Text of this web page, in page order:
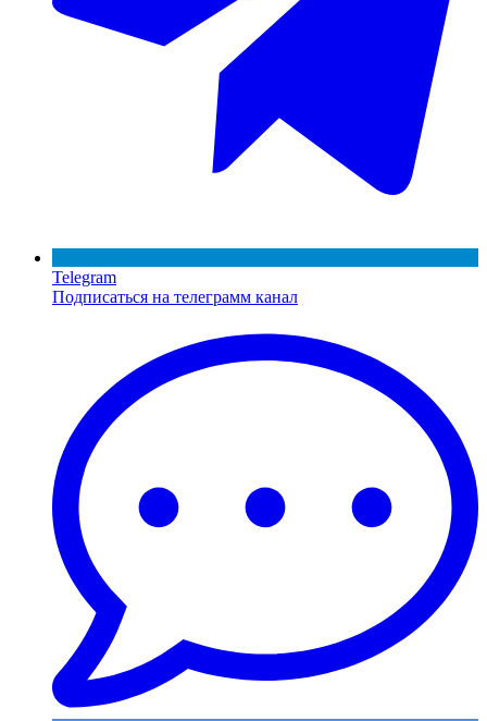
Telegram
Подписаться на телеграмм канал